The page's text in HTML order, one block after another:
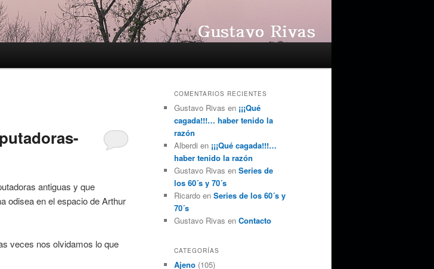
antiguas y que
odisea en el espacio de Arthur
veces nos olvidamos lo que
COMENTARIOS RECIENTES
Gustavo Rivas en ¡¡¡Qué
cagada!!!… haber tenido la
razón
Alberdi en ¡¡¡Qué cagada!!!…
haber tenido la razón
Gustavo Rivas en Series de
los 60´s y 70´s
Ricardo en Series de los 60´s y
70´s
Gustavo Rivas en Contacto
CATEGORÍAS
Ajeno (105)